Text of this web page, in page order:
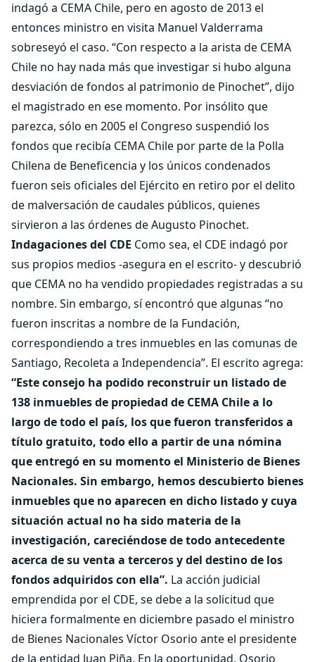
indagó a CEMA Chile, pero en agosto de 2013 el
entonces ministro en visita Manuel Valderrama
sobreseyó el caso. “Con respecto a la arista de CEMA
Chile no hay nada más que investigar si hubo alguna
desviación de fondos al patrimonio de Pinochet”, dijo
el magistrado en ese momento. Por insólito que
parezca, sólo en 2005 el Congreso suspendió los
fondos que recibía CEMA Chile por parte de la Polla
Chilena de Beneficencia y los únicos condenados
fueron seis oficiales del Ejército en retiro por el delito
de malversación de caudales públicos, quienes
sirvieron a las órdenes de Augusto Pinochet.
Indagaciones del CDE Como sea, el CDE indagó por
sus propios medios -asegura en el escrito- y descubrió
que CEMA no ha vendido propiedades registradas a su
nombre. Sin embargo, sí encontró que algunas “no
fueron inscritas a nombre de la Fundación,
correspondiendo a tres inmuebles en las comunas de
Santiago, Recoleta a Independencia”. El escrito agrega:
“Este consejo ha podido reconstruir un listado de
138 inmuebles de propiedad de CEMA Chile a lo
largo de todo el país, los que fueron transferidos a
título gratuito, todo ello a partir de una nómina
que entregó en su momento el Ministerio de Bienes
Nacionales. Sin embargo, hemos descubierto bienes
inmuebles que no aparecen en dicho listado y cuya
situación actual no ha sido materia de la
investigación, careciéndose de todo antecedente
acerca de su venta a terceros y del destino de los
fondos adquiridos con ella”. La acción judicial
emprendida por el CDE, se debe a la solicitud que
hiciera formalmente en diciembre pasado el ministro
de Bienes Nacionales Víctor Osorio ante el presidente
de la entidad Juan Piña. En la oportunidad, Osorio